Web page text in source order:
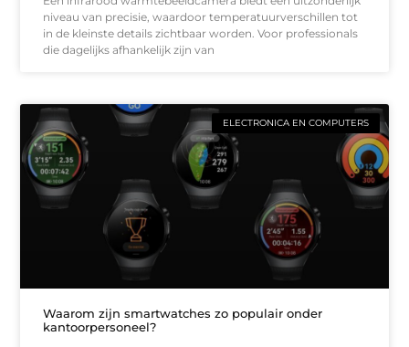
niveau van precisie, waardoor temperatuurverschillen tot
in de kleinste details zichtbaar worden. Voor professionals
die dagelijks afhankelijk zijn van
ELECTRONICA EN COMPUTERS
Waarom zijn smartwatches zo populair onder
kantoorpersoneel?